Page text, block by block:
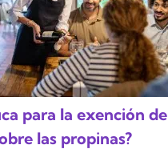
para la exención de
las propinas?